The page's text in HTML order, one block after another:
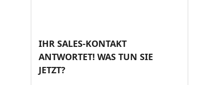
IHR SALES-KONTAKT
ANTWORTET! WAS TUN SIE
JETZT?